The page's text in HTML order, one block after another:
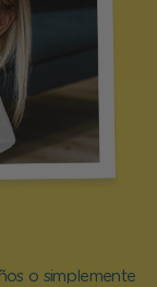
o simplemente